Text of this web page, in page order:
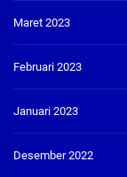
Maret 2023
Februari 2023
Januari 2023
Desember 2022